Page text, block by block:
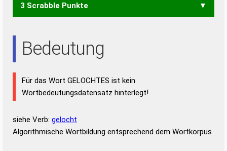
STEHE STELE TELES
SEHT STEG STEH TELE
EHE EOS GES LEE LET
3 Scrabble Punkte
Bedeutung
Für das Wort GELOCHTES ist kein
Wortbedeutungsdatensatz hinterlegt!
siehe Verb: gelocht
Algorithmische Wortbildung entsprechend dem Wortkorpus